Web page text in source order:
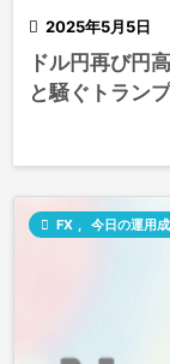
 2025年5月5日
ドル円再び円
と騒ぐトラン
 FX , 今日の運用